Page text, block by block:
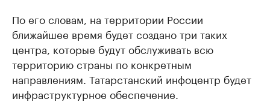
По его словам, на территории России
ближайшее время будет создано три таких
центра, которые будут обслуживать всю
территорию страны по конкретным
направлениям. Татарстанский инфоцентр будет
инфраструктурное обеспечение.